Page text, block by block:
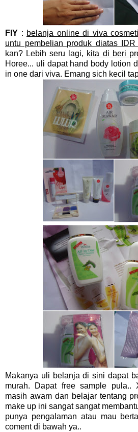
FIY : belanja online di viva
untu pembelian produk diatas
kan? Lebih seru lagi, kita di beri
Horee... uli dapat hand body lotion
in one dari viva. Emang sich kecil
Makanya uli belanja di sini dapat
murah. Dapat free sample pula..
masih awam dan belajar tentang
make up ini sangat sangat
punya pengalaman atau mau
coment di bawah ya..